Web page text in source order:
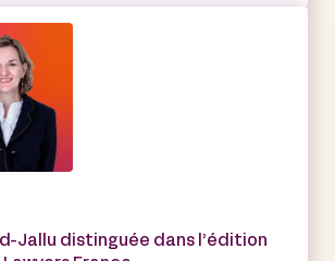
Jallu distinguée dans l’édition